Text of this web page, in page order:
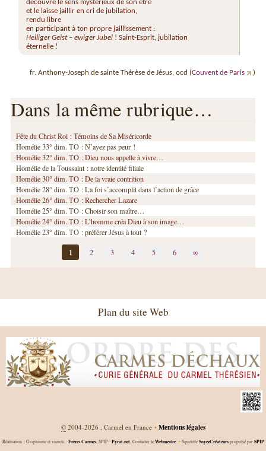
découvre le sens mystérieux de son être
et le laisse jaillir en cri de jubilation,
rendu libre
en participant à ton propre jaillissement :
Heiliger Geist – ewiger Jubel ! Saint-Esprit, jubilation
éternelle !
fr. Anthony-Joseph de sainte Thérèse de Jésus, ocd (Couvent de Paris )
Dans la même rubrique…
Fête du Christ Roi : Témoins de Sa Miséricorde
Homélie 33° dim. TO : N’ayez pas peur !
Homélie 32° dim. TO : Dieu nous appelle à vivre…
Homélie de la Toussaint : notre identité filiale
Homélie 30° dim. TO : De la vraie contrition
Homélie 28° dim. TO : La foi s’accomplit dans l’action de grâce
Homélie 26° dim. TO : Rechercher Lazare
Homélie 25° dim. TO : Choisir son maître…
Homélie 24° dim. TO : L’homme créa Dieu à son image…
Homélie 23° dim. TO : préférer Jésus à tout ?
1 2 3 4 5 6 ∞
Plan du site Web
©2004-2026 , Carmel en France • Mentions légales
Réalisation : Graphisme et visuels : Frères Carmes, SPIP : Pyrat.net. Contacter le Webmestre •Squelette SoyezCréateurspropulsé par SPIP